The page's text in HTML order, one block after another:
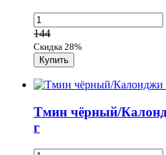
144
Скидка 28%
Тмин чёрный/
г